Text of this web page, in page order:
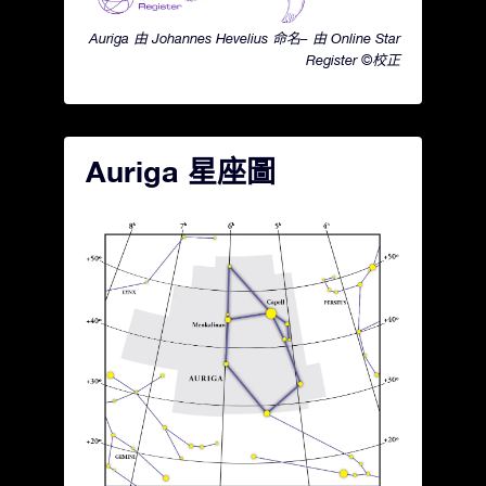
Auriga 由 Johannes Hevelius 命名– 由 Online Star
Register ©校正
Auriga 星座圖